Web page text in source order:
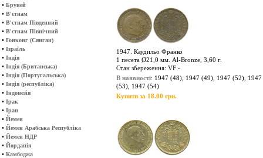
• Бруней
• В'єтнам
• В'єтнам Південний
• В'єтнам Північний
• Гонконг (Сянган)
• Ізраїль
• Індія
• Індія (Британська)
• Індія (Португальська)
• Індія (республіка)
• Індонезія
• Ірак
• Іран
• Йемен
• Йемен Арабська Республіка
• Йемен НДР
• Йорданія
• Камбоджа
1947. Каудильо Франко
1 песета Ø21,0 мм. Al-Bronze, 3,60 г.
Стан збереження: VF -
В наявності: 1947 (48), 1947 (49), 1947 (52), 1947
(53), 1947 (54)
Купити за 18.00 грн.